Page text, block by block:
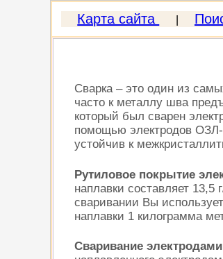
Карта сайта
Сварка – это один из
часто к металлу шва
который был сварен
помощью электродов ОЗЛ-
устойчив к
Рутиловое покрытие
наплавки составляет 13,5
сваривании Вы
наплавки 1 килограмма
Сваривание